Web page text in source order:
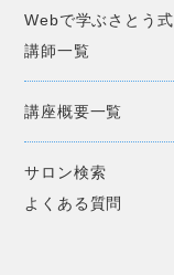
Webで学ぶさとう式
講師一覧
講座概要一覧
サロン検索
よくある質問